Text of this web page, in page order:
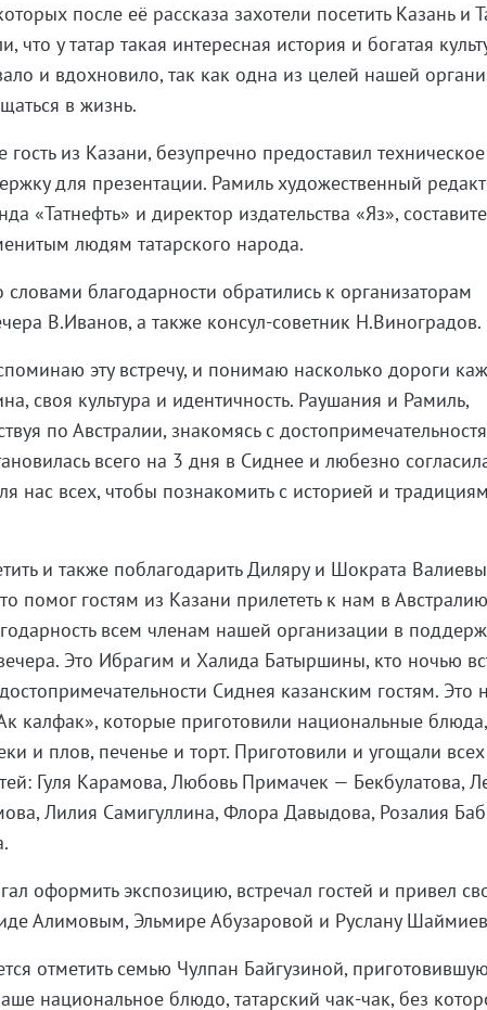
после её рассказа захотели посетить Казань и
что у татар такая интересная история и богатая
и вдохновило, так как одна из целей нашей
в жизнь.
из Казани, безупречно предоставил техническое
для презентации. Рамиль художественный
«Татнефть» и директор издательства «Яз»,
людям татарского народа.
благодарности обратились к организаторам
В.Иванов, а также консул-советник Н.Виноградов.
эту встречу, и понимаю насколько дороги
своя культура и идентичность. Раушания и Рамиль,
по Австралии, знакомясь с
всего на 3 дня в Сиднее и любезно
нас всех, чтобы познакомить с историей и
и также поблагодарить Диляру и Шократа
помог гостям из Казани прилететь к нам в
всем членам нашей организации в
Это Ибрагим и Халида Батыршины, кто ночью
Сиднея казанским гостям. Это
калфак», которые приготовили национальные блюда,
и плов, печенье и торт. Приготовили и угощали всех
Гуля Карамова, Любовь Примачек — Бекбулатова,
Лилия Самигуллина, Флора Давыдова, Розалия
оформить экспозицию, встречал гостей и привел
Алимовым, Эльмире Абузаровой и Руслану
отметить семью Чулпан Байгузиной, приготовившую
национальное блюдо, татарский чак-чак, без